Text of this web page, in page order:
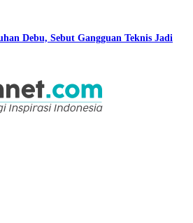
Debu, Sebut Gangguan Teknis Jadi